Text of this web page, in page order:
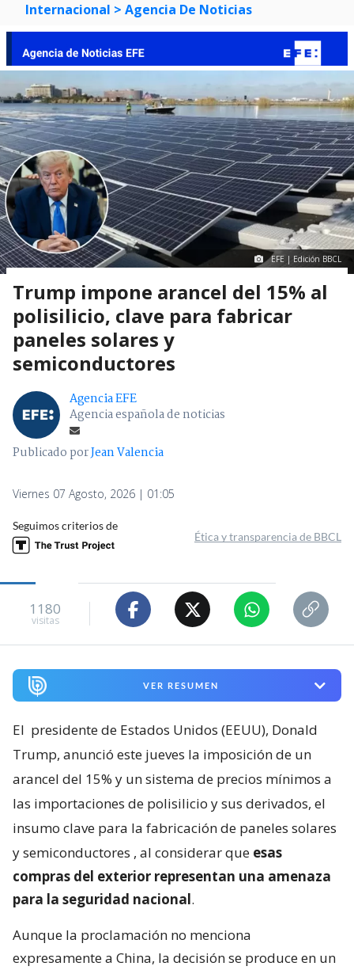
Internacional > Agencia De Noticias
EFE | Edición BBCL
Trump impone arancel del 15% al
polisilicio, clave para fabricar
paneles solares y
semiconductores
Agencia EFE
Agencia española de noticias
Publicado porJean Valencia
Viernes 07 Agosto, 2026 | 01:05
Seguimos criterios de
Ética y transparencia de BBCL
1180
visitas
VER RESUMEN
El presidente de Estados Unidos (EEUU), Donald
Trump, anunció este jueves la imposición de un
arancel del 15% y un sistema de precios mínimos a
las importaciones de polisilicio y sus derivados, el
insumo clave para la fabricación de paneles solares
y semiconductores , al considerar que esas
compras del exterior representan una amenaza
para la seguridad nacional.
Aunque la proclamación no menciona
expresamente a China, la decisión se produce en un